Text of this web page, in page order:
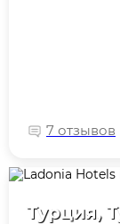
7 отзывов
Турция,